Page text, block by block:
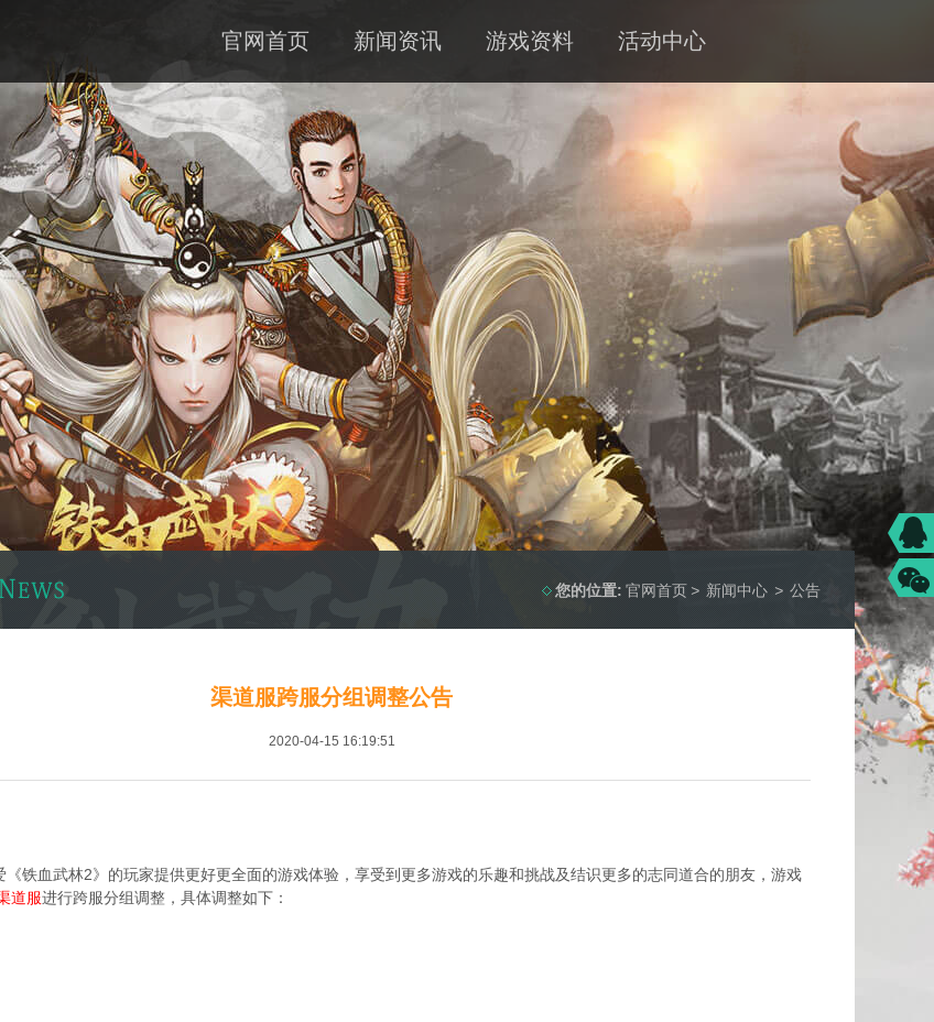
官网首页 新闻资讯 游戏资料 活动中心
您的位置: 官网首页> 新闻中心 > 公告
渠道服跨服分组调整公告
2020-04-15 16:19:51
血武林2》的玩家提供更好更全面的游戏体验，享受到更多游戏的乐趣和挑战及结识更多的志同道合的朋友，游戏
道服进行跨服分组调整，具体调整如下：
公告
资料 攻略
下载 客服